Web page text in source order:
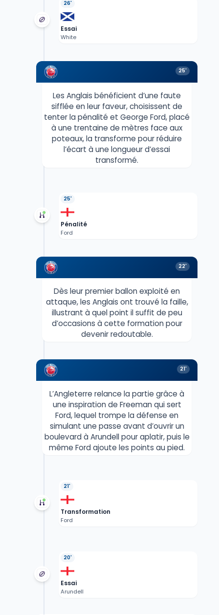
26'
Essai
White
25'
Les Anglais bénéficient d’une faute
sifflée en leur faveur, choisissent de
tenter la pénalité et George Ford, placé
à une trentaine de mètres face aux
poteaux, la transforme pour réduire
l’écart à une longueur d’essai
transformé.
25'
Pénalité
Ford
22'
Dès leur premier ballon exploité en
attaque, les Anglais ont trouvé la faille,
illustrant à quel point il suffit de peu
d’occasions à cette formation pour
devenir redoutable.
21'
L’Angleterre relance la partie grâce à
une inspiration de Freeman qui sert
Ford, lequel trompe la défense en
simulant une passe avant d’ouvrir un
boulevard à Arundell pour aplatir, puis le
même Ford ajoute les points au pied.
21'
Transformation
Ford
20'
Essai
Arundell